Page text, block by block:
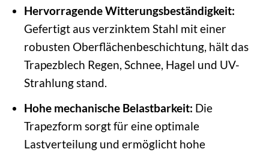
Hervorragende Witterungsbeständigkeit:
Gefertigt aus verzinktem Stahl mit einer
robusten Oberflächenbeschichtung, hält das
Trapezblech Regen, Schnee, Hagel und UV-
Strahlung stand.
Hohe mechanische Belastbarkeit: Die
Trapezform sorgt für eine optimale
Lastverteilung und ermöglicht hohe